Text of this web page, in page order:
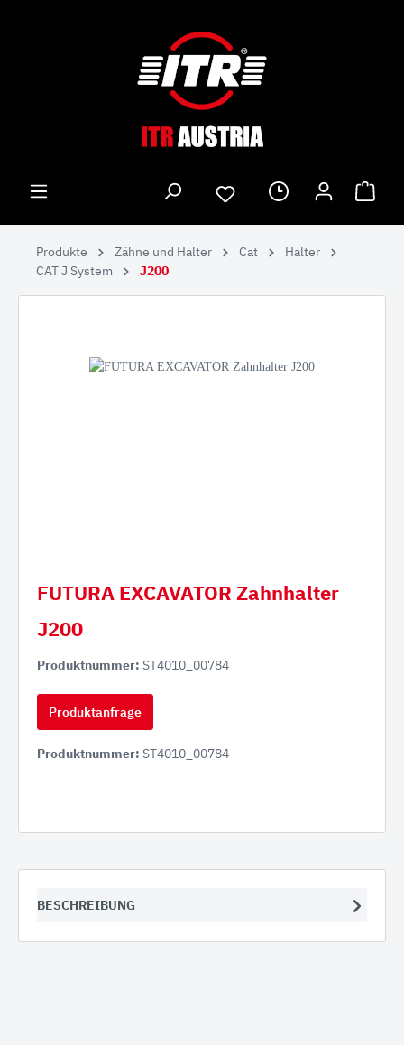
Produkte Zähne und Halter Cat
Halter
CAT J System
J200
FUTURA EXCAVATOR Zahnhalter
J200
Produktnummer: ST4010_00784
Produktanfrage
Produktnummer: ST4010_00784
BESCHREIBUNG